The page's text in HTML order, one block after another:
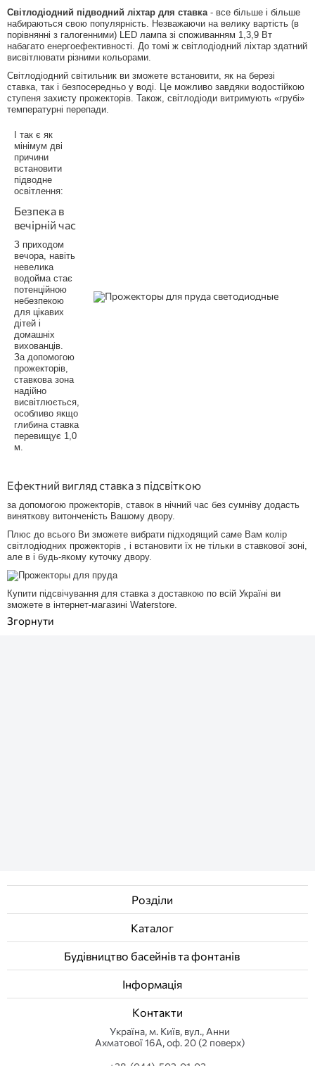
Світлодіодний підводний ліхтар для ставка - все більше і більше
набираються свою популярність. Незважаючи на велику вартість (в
порівнянні з галогенними) LED лампа зі споживанням 1,3,9 Вт
набагато енергоефективності. До томі ж світлодіодний ліхтар здатний
висвітлювати різними кольорами.
Світлодіодний світильник ви зможете встановити, як на березі
ставка, так і безпосередньо у воді. Це можливо завдяки водостійкою
ступеня захисту прожекторів. Також, світлодіоди витримують «грубі»
температурні перепади.
І так є як
мінімум дві
причини
встановити
підводне
освітлення:
Безпека в
вечірній час
З приходом
вечора, навіть
невелика
водойма стає
потенційною
небезпекою
для цікавих
дітей і
домашніх
вихованців.
За допомогою
прожекторів,
ставкова зона
надійно
висвітлюється,
особливо якщо
глибина ставка
перевищує 1,0
м.
Ефектний вигляд ставка з підсвіткою
за допомогою прожекторів, ставок в нічний час без сумніву додасть
виняткову витонченість Вашому двору.
Плюс до всього Ви зможете вибрати підходящий саме Вам колір
світлодіодних прожекторів , і встановити їх не тільки в ставкової зоні,
але в і будь-якому куточку двору.
Купити підсвічування для ставка з доставкою по всій Україні ви
зможете в інтернет-магазині Waterstore.
Розділи
Каталог
Будівництво басейнів та фонтанів
Інформація
Контакти
Українa, м. Київ, вул., Анни
Ахматової 16А, оф. 20 (2 поверх)